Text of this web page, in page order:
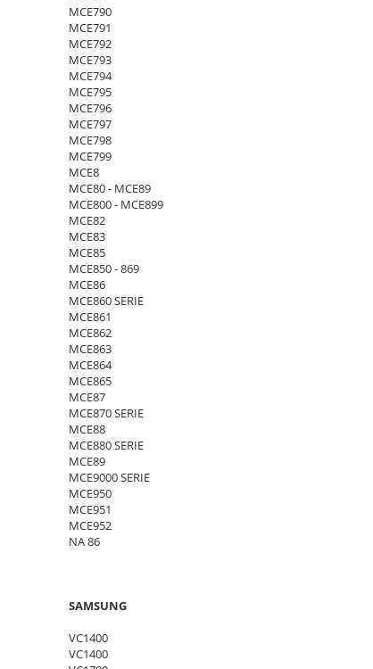
MCE790
MCE791
MCE792
MCE793
MCE794
MCE795
MCE796
MCE797
MCE798
MCE799
MCE8
MCE80 - MCE89
MCE800 - MCE899
MCE82
MCE83
MCE85
MCE850 - 869
MCE86
MCE860 SERIE
MCE861
MCE862
MCE863
MCE864
MCE865
MCE87
MCE870 SERIE
MCE88
MCE880 SERIE
MCE89
MCE9000 SERIE
MCE950
MCE951
MCE952
NA 86
SAMSUNG
VC1400
VC1400